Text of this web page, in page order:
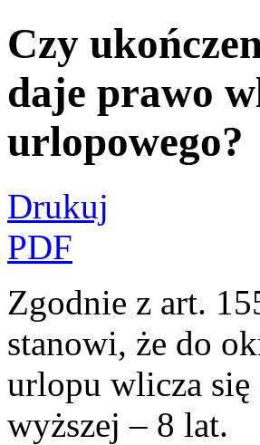
Czy
daje prawo
urlopowego?
Drukuj
PDF
Zgodnie z art.
stanowi, że do
urlopu wlicza się
wyższej – 8 lat.